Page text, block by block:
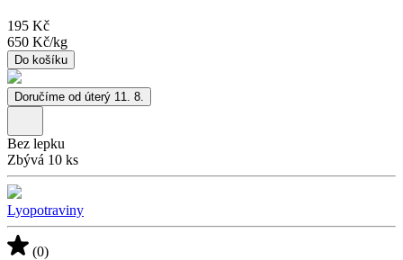
195 Kč
650 Kč/kg
Do košíku
Doručíme od úterý 11. 8.
Bez lepku
Zbývá 10 ks
Lyopotraviny
(0)